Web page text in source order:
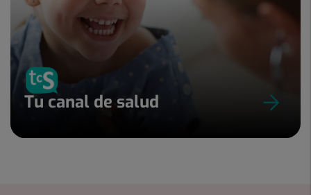
Tu canal de salud